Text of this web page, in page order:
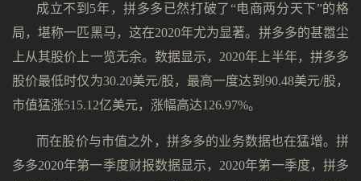
成立不到5年，拼多多已然打破了“电商两分天下”的格
局，堪称一匹黑马，这在2020年尤为显著。拼多多的甚嚣尘
上从其股价上一览无余。数据显示，2020年上半年，拼多多
股价最低时仅为30.20美元/股，最高一度达到90.48美元/股，
市值猛涨515.12亿美元，涨幅高达126.97%。
而在股价与市值之外，拼多多的业务数据也在猛增。拼
多多2020年第一季度财报数据显示，2020年第一季度，拼多